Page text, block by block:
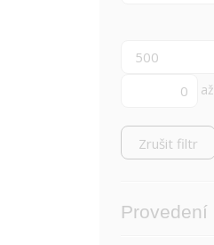
až
Zrušit filtr
Provedení